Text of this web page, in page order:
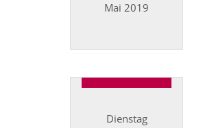
Mai 2019
Dienstag